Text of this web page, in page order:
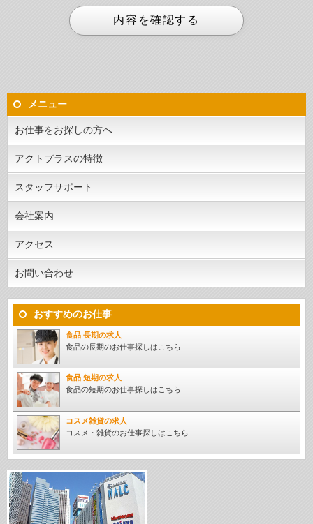
メニュー
お仕事をお探しの方へ
アクトプラスの特徴
スタッフサポート
会社案内
アクセス
お問い合わせ
おすすめのお仕事
食品 長期の求人
食品の長期のお仕事探しはこちら
食品 短期の求人
食品の短期のお仕事探しはこちら
コスメ雑貨の求人
コスメ・雑貨のお仕事探しはこちら